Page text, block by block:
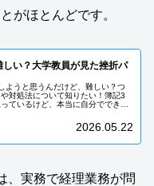
がほとんどです。
い？大学教員が見た挫折パ
ようと思うんだけど、難しい？つ
対処法について知りたい！簿記3
ているけど、本当に自分でできる
2026.05.22
、実務で経理業務が問